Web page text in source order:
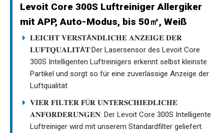
Levoit Core 300S Luftreiniger Allergiker
mit APP, Auto-Modus, bis 50㎡, Weiß
𝐋𝐄𝐈𝐂𝐇𝐓 𝐕𝐄𝐑𝐒𝐓Ä𝐍𝐃𝐋𝐈𝐂𝐇𝐄 𝐀𝐍𝐙𝐄𝐈𝐆𝐄 𝐃𝐄𝐑
𝐋𝐔𝐅𝐓𝐐𝐔𝐀𝐋𝐈𝐓Ä𝐓:Der Lasersensor des Levoit Core
300S Intelligenten Luftreinigers erkennt selbst kleinste
Partikel und sorgt so für eine zuverlässige Anzeige der
Luftqualität
𝐕𝐈𝐄𝐑 𝐅𝐈𝐋𝐓𝐄𝐑 𝐅Ü𝐑 𝐔𝐍𝐓𝐄𝐑𝐒𝐂𝐇𝐈𝐄𝐃𝐋𝐈𝐂𝐇𝐄
𝐀𝐍𝐅𝐎𝐑𝐃𝐄𝐑𝐔𝐍𝐆𝐄𝐍: Der Levoit Core 300S Intelligente
Luftreiniger wird mit unserem Standardfilter geliefert.